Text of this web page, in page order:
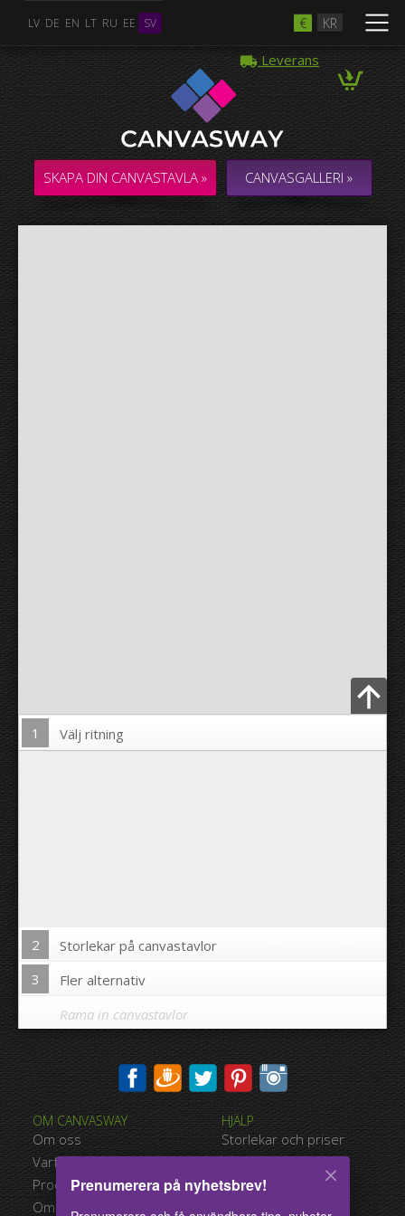
LV DE EN LT RU EE SV € KR
Leverans
SKAPA DIN CANVASTAVLA » CANVASGALLERI »
Ladda upp foto
1 Välj ritning
2
Storlekar på canvastavlor
3
Fler alternativ
Skriva ut bilden på kanterna av din canvastavla:
Nej
Rama in canvastavlor
Flera Foton
COLLAGE / KOMPOSITION med flera foton
OM CANVASWAY
Om oss
Varför Canvasway.com
Produktkvalitet
Omdömen
HJÄLP
Storlekar och priser
Betalningsalternativ
Typer av leverans
Användarvillkor
Prenumerera på nyhetsbrev!